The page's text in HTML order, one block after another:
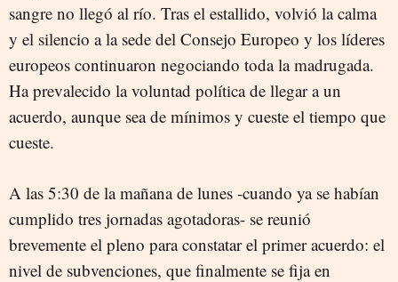
sangre no llegó al río. Tras el estallido, volvió la calma
y el silencio a la sede del Consejo Europeo y los líderes
europeos continuaron negociando toda la madrugada.
Ha prevalecido la voluntad política de llegar a un
acuerdo, aunque sea de mínimos y cueste el tiempo que
cueste.
A las 5:30 de la mañana de lunes -cuando ya se habían
cumplido tres jornadas agotadoras- se reunió
brevemente el pleno para constatar el primer acuerdo: el
nivel de subvenciones, que finalmente se fija en